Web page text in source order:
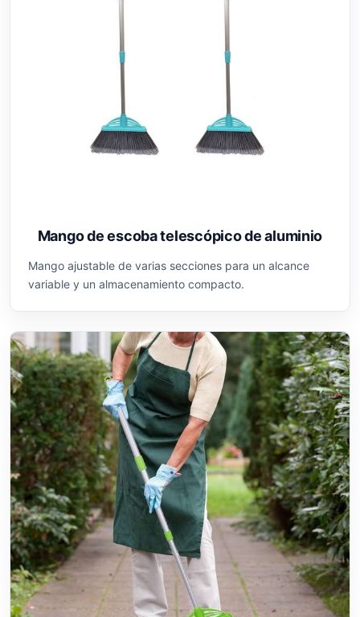
Mango de escoba telescópico de aluminio
Mango ajustable de varias secciones para un alcance
variable y un almacenamiento compacto.